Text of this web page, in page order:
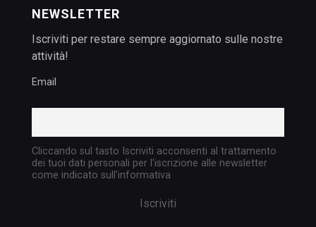
NEWSLETTER
Iscriviti per restare sempre aggiornato sulle nostre
attività!
Email
Cliccando sul tasto Iscriviti acconsenti al trattamento
dei tuoi dati personali per l'iscrizione alle newsletter
come indicato sull'informativa